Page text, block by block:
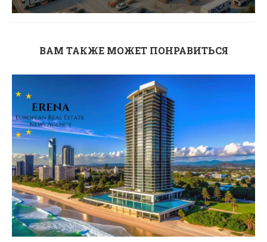
ВАМ ТАКЖЕ МОЖЕТ ПОНРАВИТЬСЯ